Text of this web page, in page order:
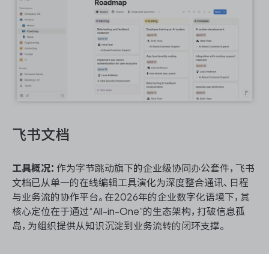
飞书文档
工具概况： 作为字节跳动旗下的企业级协同办公套件，飞书
文档已从单一的在线编辑工具演化为深度整合通讯、日程
与业务流的协作平台。在2026年的企业数字化语境下，其
核心定位在于通过“All-in-One”的生态架构，打破信息孤
岛，为组织提供从知识沉淀到业务流转的闭环支撑。